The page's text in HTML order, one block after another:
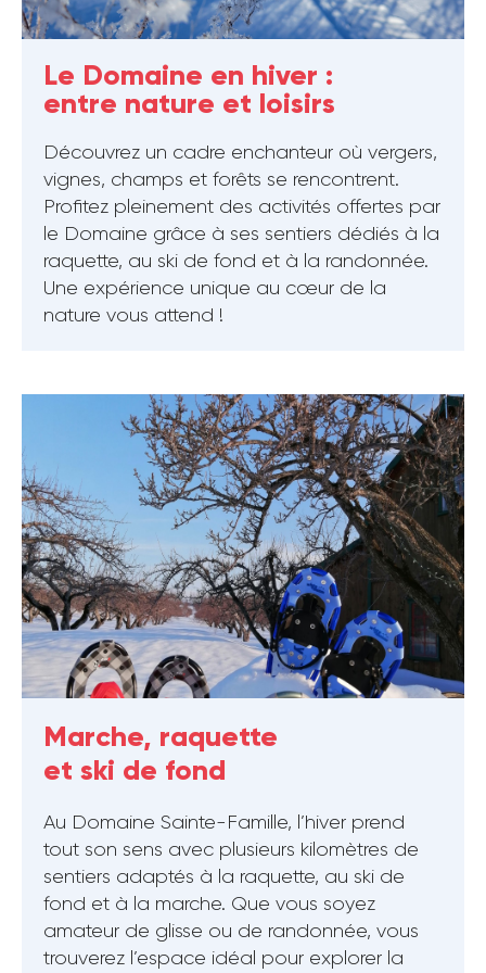
Le Domaine en hiver :
entre nature et loisirs
Découvrez un cadre enchanteur où vergers,
vignes, champs et forêts se rencontrent.
Profitez pleinement des activités offertes par
le Domaine grâce à ses sentiers dédiés à la
raquette, au ski de fond et à la randonnée.
Une expérience unique au cœur de la
nature vous attend !
Marche, raquette
et ski de fond
Au Domaine Sainte-Famille, l’hiver prend
tout son sens avec plusieurs kilomètres de
sentiers adaptés à la raquette, au ski de
fond et à la marche. Que vous soyez
amateur de glisse ou de randonnée, vous
trouverez l’espace idéal pour explorer la